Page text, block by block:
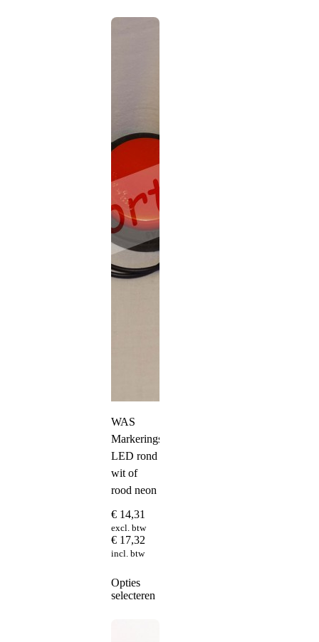
WAS
Markeringslamp
LED rond
wit of
rood neon
€ 14,31
excl. btw
€ 17,32
incl. btw
Opties
selecteren